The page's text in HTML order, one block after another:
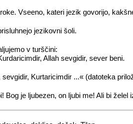
Vseeno, kateri jezik govorijo,
jezikovni šoli.
v turščini:
Allah sevgidir, sever beni.
sevgidir, Kurtaricimdir ...« (datoteka
Bog je ljubezen, on ljubi me! Ali bi